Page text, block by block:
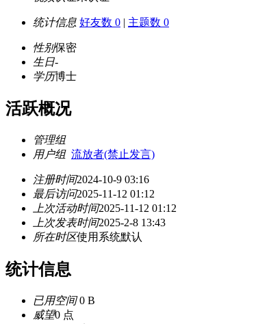
统计信息 好友数 0 | 主题数 0
性别保密
生日-
学历博士
活跃概况
管理组
用户组 流放者(禁止发言)
注册时间2024-10-9 03:16
最后访问2025-11-12 01:12
上次活动时间2025-11-12 01:12
上次发表时间2025-2-8 13:43
所在时区使用系统默认
统计信息
已用空间0 B
威望0 点